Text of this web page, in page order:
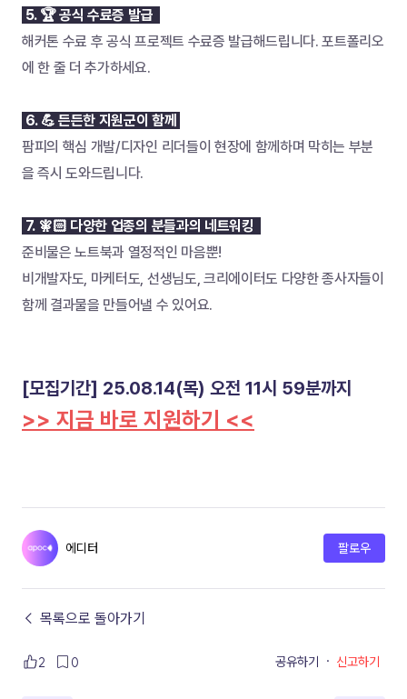
5. 🏆 공식 수료증 발급
해커톤 수료 후 공식 프로젝트 수료증 발급해드립니다. 포트폴리오
에 한 줄 더 추가하세요.
6. 💪 든든한 지원군이 함께
팜피의 핵심 개발/디자인 리더들이 현장에 함께하며 막히는 부분
을 즉시 도와드립니다.
7. 🧚🏻 다양한 업종의 분들과의 네트워킹
준비물은 노트북과 열정적인 마음뿐!
비개발자도, 마케터도, 선생님도, 크리에이터도 다양한 종사자들이
함께 결과물을 만들어낼 수 있어요.
[모집기간] 25.08.14(목) 오전 11시 59분까지
>> 지금 바로 지원하기 <<
에디터 팔로우
← 목록으로 돌아가기
2 0 공유하기 · 신고하기